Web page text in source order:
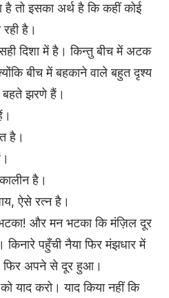
है तो इसका अर्थ है कि कहीं कोई
है।
दिशा में है। किन्तु बीच में अटक
बीच में बहकाने वाले बहुत दृश्य
झरणे हैं।
है।
है।
ऐसे रत्न है।
और मन भटका कि मंज़िल दूर
किनारे पहुँची नैया फिर मंझधार में
फिर अपने से दूर हुआ।
याद करो। याद किया नहीं कि